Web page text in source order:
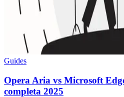
Guides
Opera Aria vs Microsoft
completa 2025